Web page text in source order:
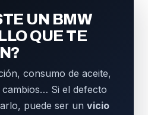
UN BMW
QUE TE
consumo de aceite,
Si el defecto
puede ser un vicio